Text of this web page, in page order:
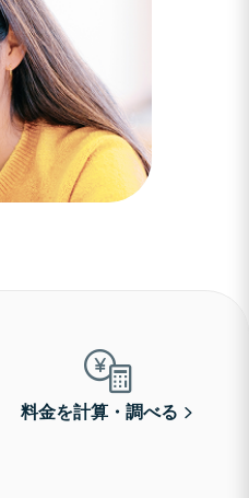
料金を計算・調べる